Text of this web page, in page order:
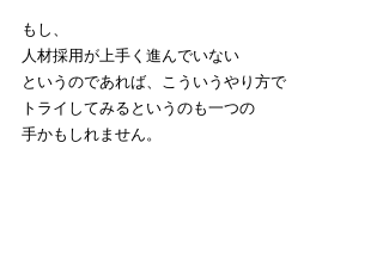
もし、
人材採用が上手く進んでいない
というのであれば、こういうやり方で
トライしてみるというのも一つの
手かもしれません。